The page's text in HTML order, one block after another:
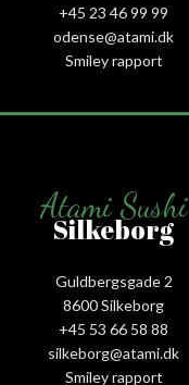
+45 23 46 99 99
odense@atami.dk
Smiley rapport
Atami Sushi
Silkeborg
Guldbergsgade 2
8600 Silkeborg
+45 53 66 58 88
silkeborg@atami.dk
Smiley rapport